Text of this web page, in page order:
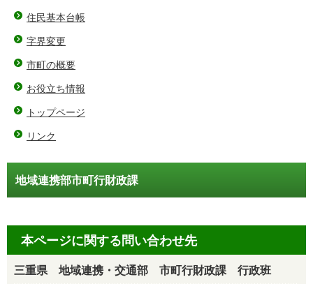
住民基本台帳
字界変更
市町の概要
お役立ち情報
トップページ
リンク
地域連携部市町行財政課
本ページに関する問い合わせ先
三重県 地域連携・交通部 市町行財政課 行政班